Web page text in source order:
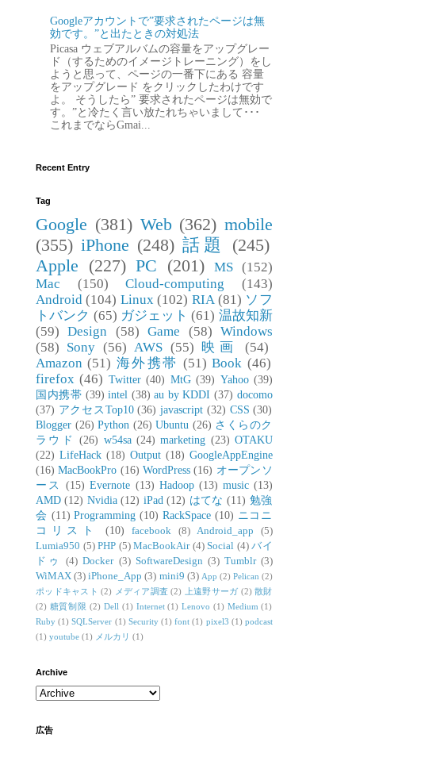
Googleアカウントで”要求されたページは無
効です。”と出たときの対処法
Picasa ウェブアルバムの容量をアップグレー
ド（するためのイメージトレーニング）をし
ようと思って、ページの一番下にある 容量
をアップグレード をクリックしたわけです
よ。 そうしたら” 要求されたページは無効で
す。”と冷たく言い放たれちゃいまして･･･
これまでならGmai...
Recent Entry
Tag
Google (381) Web (362) mobile
(355) iPhone (248) 話題
(245)
Apple (227) PC (201) MS (152)
Mac
(150) Cloud-computing
(143)
Android (104) Linux (102) RIA (81) ソフ
トバンク (65) ガジェット (61) 温故知新
(59)
Design (58) Game (58) Windows
(58) Sony (56) AWS (55) 映画
(54)
Amazon (51) 海外携帯 (51) Book (46)
firefox (46) Twitter (40) MtG (39) Yahoo (39)
国内携帯 (39) intel (38) au by KDDI (37) docomo
(37) アクセスTop10 (36) javascript (32) CSS (30)
Blogger (26) Python (26) Ubuntu (26) さくらのク
ラウド
(26) w54sa (24) marketing (23) OTAKU
(22) LifeHack (18) Output (18) GoogleAppEngine
(16) MacBookPro (16) WordPress (16) オープンソ
ース
(15) Evernote (13) Hadoop (13) music (13)
AMD (12) Nvidia (12) iPad (12) はてな (11) 勉強
会 (11) Programming (10) RackSpace (10) ニコニ
コリスト
(10) facebook (8) Android_app
(5)
Lumia950 (5) PHP (5) MacBookAir (4) Social (4) バイ
ドゥ
(4) Docker (3) SoftwareDesign (3) Tumblr (3)
WiMAX (3) iPhone_App (3) mini9 (3) App (2) Pelican (2)
ポッドキャスト (2) メディア調査 (2) 上遠野サーガ (2) 散財
(2) 糖質制限 (2) Dell (1) Internet (1) Lenovo (1) Medium (1)
Ruby (1) SQLServer (1) Security (1) font (1) pixel3 (1) podcast
(1) youtube (1) メルカリ (1)
Archive
広告